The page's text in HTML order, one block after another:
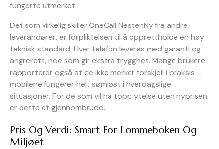
fungerte utmerket.
Det som virkelig skiller OneCall NestenNy fra andre
leverandører, er forpliktelsen til å opprettholde en høy
teknisk standard. Hver telefon leveres med garanti og
angrerett, noe som gir ekstra trygghet. Mange brukere
rapporterer også at de ikke merker forskjell i praksis –
mobilene fungerer helt sømløst i hverdagslige
situasjoner. For de som vil ha topp ytelse uten nyprisen,
er dette et gjennombrudd.
Pris Og Verdi: Smart For Lommeboken Og
Miljøet